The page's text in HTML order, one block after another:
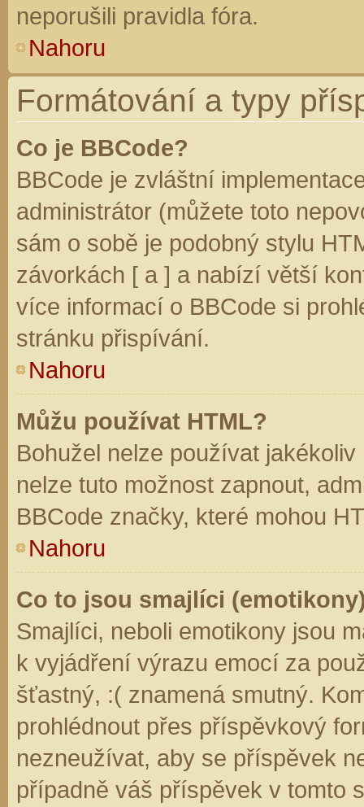
neporušili pravidla fóra.
Nahoru
Formátování a typy
Co je BBCode?
BBCode je zvláštní
administrátor (můžete toto
sám o sobě je podobný stylu
závorkách [ a ] a nabízí větší
více informací o BBCode si
stránku přispívání.
Nahoru
Můžu používat HTML?
Bohužel nelze používat
nelze tuto možnost zapnout,
BBCode značky, které mohou
Nahoru
Co to jsou smajlíci
Smajlíci, neboli emotikony jsou
k vyjádření výrazu emocí za
šťastný, :( znamená smutný.
prohlédnout přes příspěvkový
nezneužívat, aby se příspěvek
případně váš příspěvek v tomto